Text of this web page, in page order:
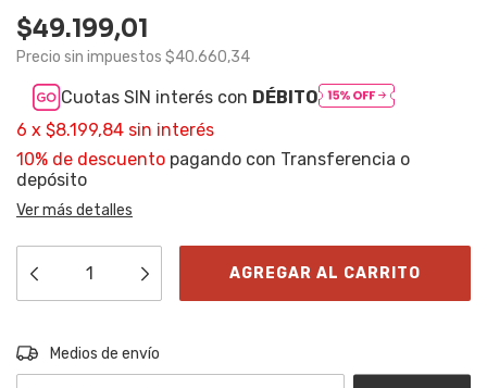
$49.199,01
Precio sin impuestos $40.660,34
Cuotas SIN interés con DÉBITO
6 x $8.199,84 sin interés
10% de descuento pagando con Transferencia o
depósito
Ver más detalles
Entregas para el CP:
Medios de envío